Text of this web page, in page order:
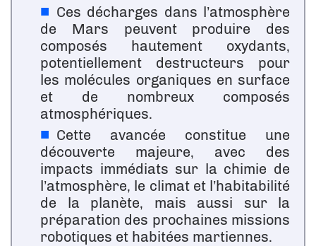
Ces décharges dans l’atmosphère
de Mars peuvent produire des
composés hautement oxydants,
potentiellement destructeurs pour
les molécules organiques en surface
et de nombreux composés
atmosphériques.
Cette avancée constitue une
découverte majeure, avec des
impacts immédiats sur la chimie de
l’atmosphère, le climat et l’habitabilité
de la planète, mais aussi sur la
préparation des prochaines missions
robotiques et habitées martiennes.